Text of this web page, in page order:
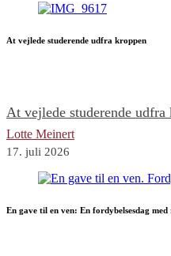
At vejlede studerende udfra kroppen
At vejlede studerende udfra
Lotte Meinert
17. juli 2026
En gave til en ven: En fordybelsesdag